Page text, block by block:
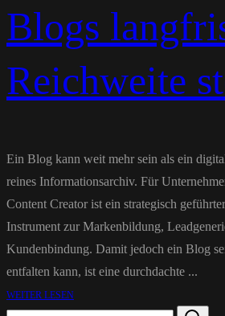
Blogs
Reichweite
Ein Blog kann weit mehr sein als ein
reines Informationsarchiv. Für
Content Creator ist ein strategisch
Instrument zur Markenbildung,
Kundenbindung. Damit jedoch ein Blog
entfalten kann, ist eine durchdachte ...
WEITER LESEN